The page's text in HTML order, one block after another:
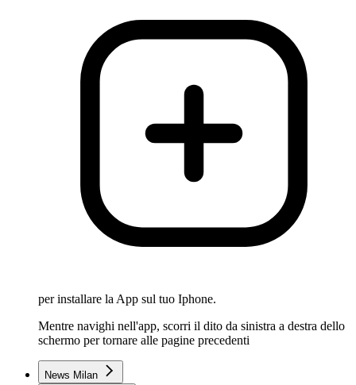
per installare la App sul tuo Iphone.
Mentre navighi nell'app, scorri il dito da sinistra a destra dello
schermo per tornare alle pagine precedenti
News Milan